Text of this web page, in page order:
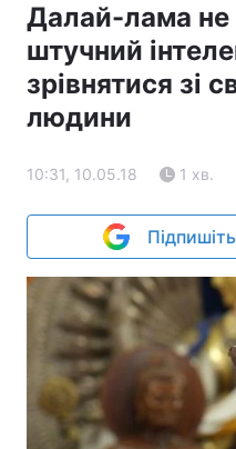
Далай-лама не
штучний
зрівнятися зі
людини
10:31, 10.05.18 1 хв.